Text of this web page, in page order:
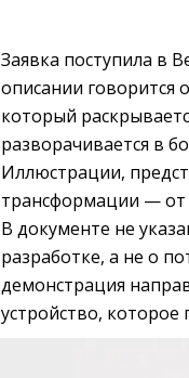
Заявка поступила в
описании говорится
который
разворачивается в
Иллюстрации,
трансформации — от
В документе не
разработке, а не о
демонстрация
устройство,